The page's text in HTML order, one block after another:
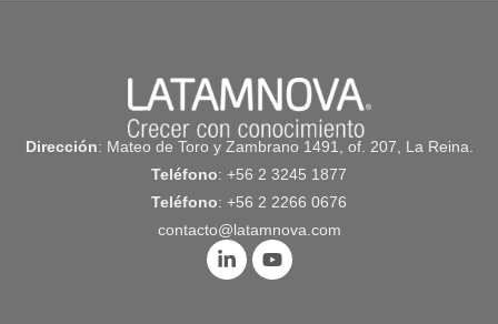
Dirección: Mateo de Toro y Zambrano 1491, of. 207, La Reina.
Teléfono: +56 2 3245 1877
Teléfono: +56 2 2266 0676
contacto@latamnova.com